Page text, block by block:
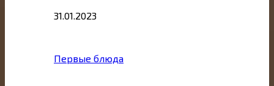
31.01.2023
Первые блюда